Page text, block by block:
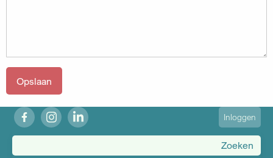
fb ig in
User
account
menu
Inloggen